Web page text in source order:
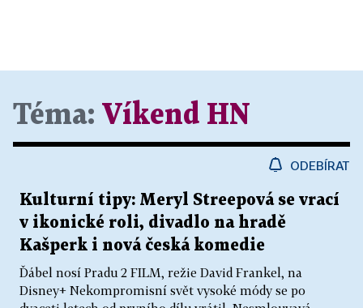
Téma: Víkend HN
ODEBÍRAT
Kulturní tipy: Meryl Streepová se vrací
v ikonické roli, divadlo na hradě
Kašperk i nová česká komedie
Ďábel nosí Pradu 2 FILM, režie David Frankel, na
Disney+ Nekompromisní svět vysoké módy se po